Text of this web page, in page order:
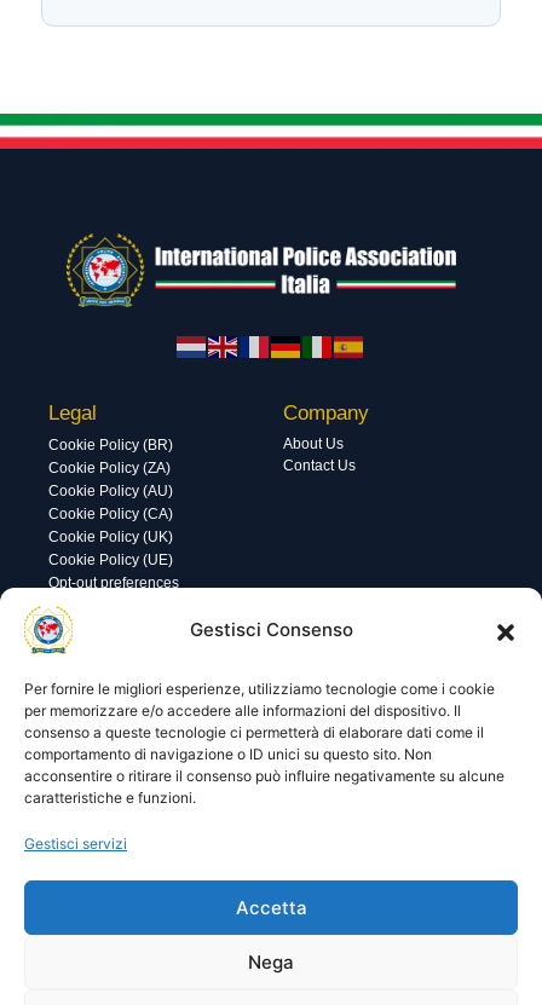
Gestisci Consenso
Per fornire le migliori esperienze, utilizziamo tecnologie come i cookie
per memorizzare e/o accedere alle informazioni del dispositivo. Il
consenso a queste tecnologie ci permetterà di elaborare dati come il
comportamento di navigazione o ID unici su questo sito. Non
acconsentire o ritirare il consenso può influire negativamente su alcune
caratteristiche e funzioni.
Gestisci servizi
Accetta
Nega
Legal
Cookie Policy (BR)
Cookie Policy (ZA)
Cookie Policy (AU)
Cookie Policy (CA)
Cookie Policy (UK)
Cookie Policy (UE)
Opt-out preferences
Company
About Us
Contact Us
Utility
Visite di oggi: 18
Visite totali: 13987
Area gestione